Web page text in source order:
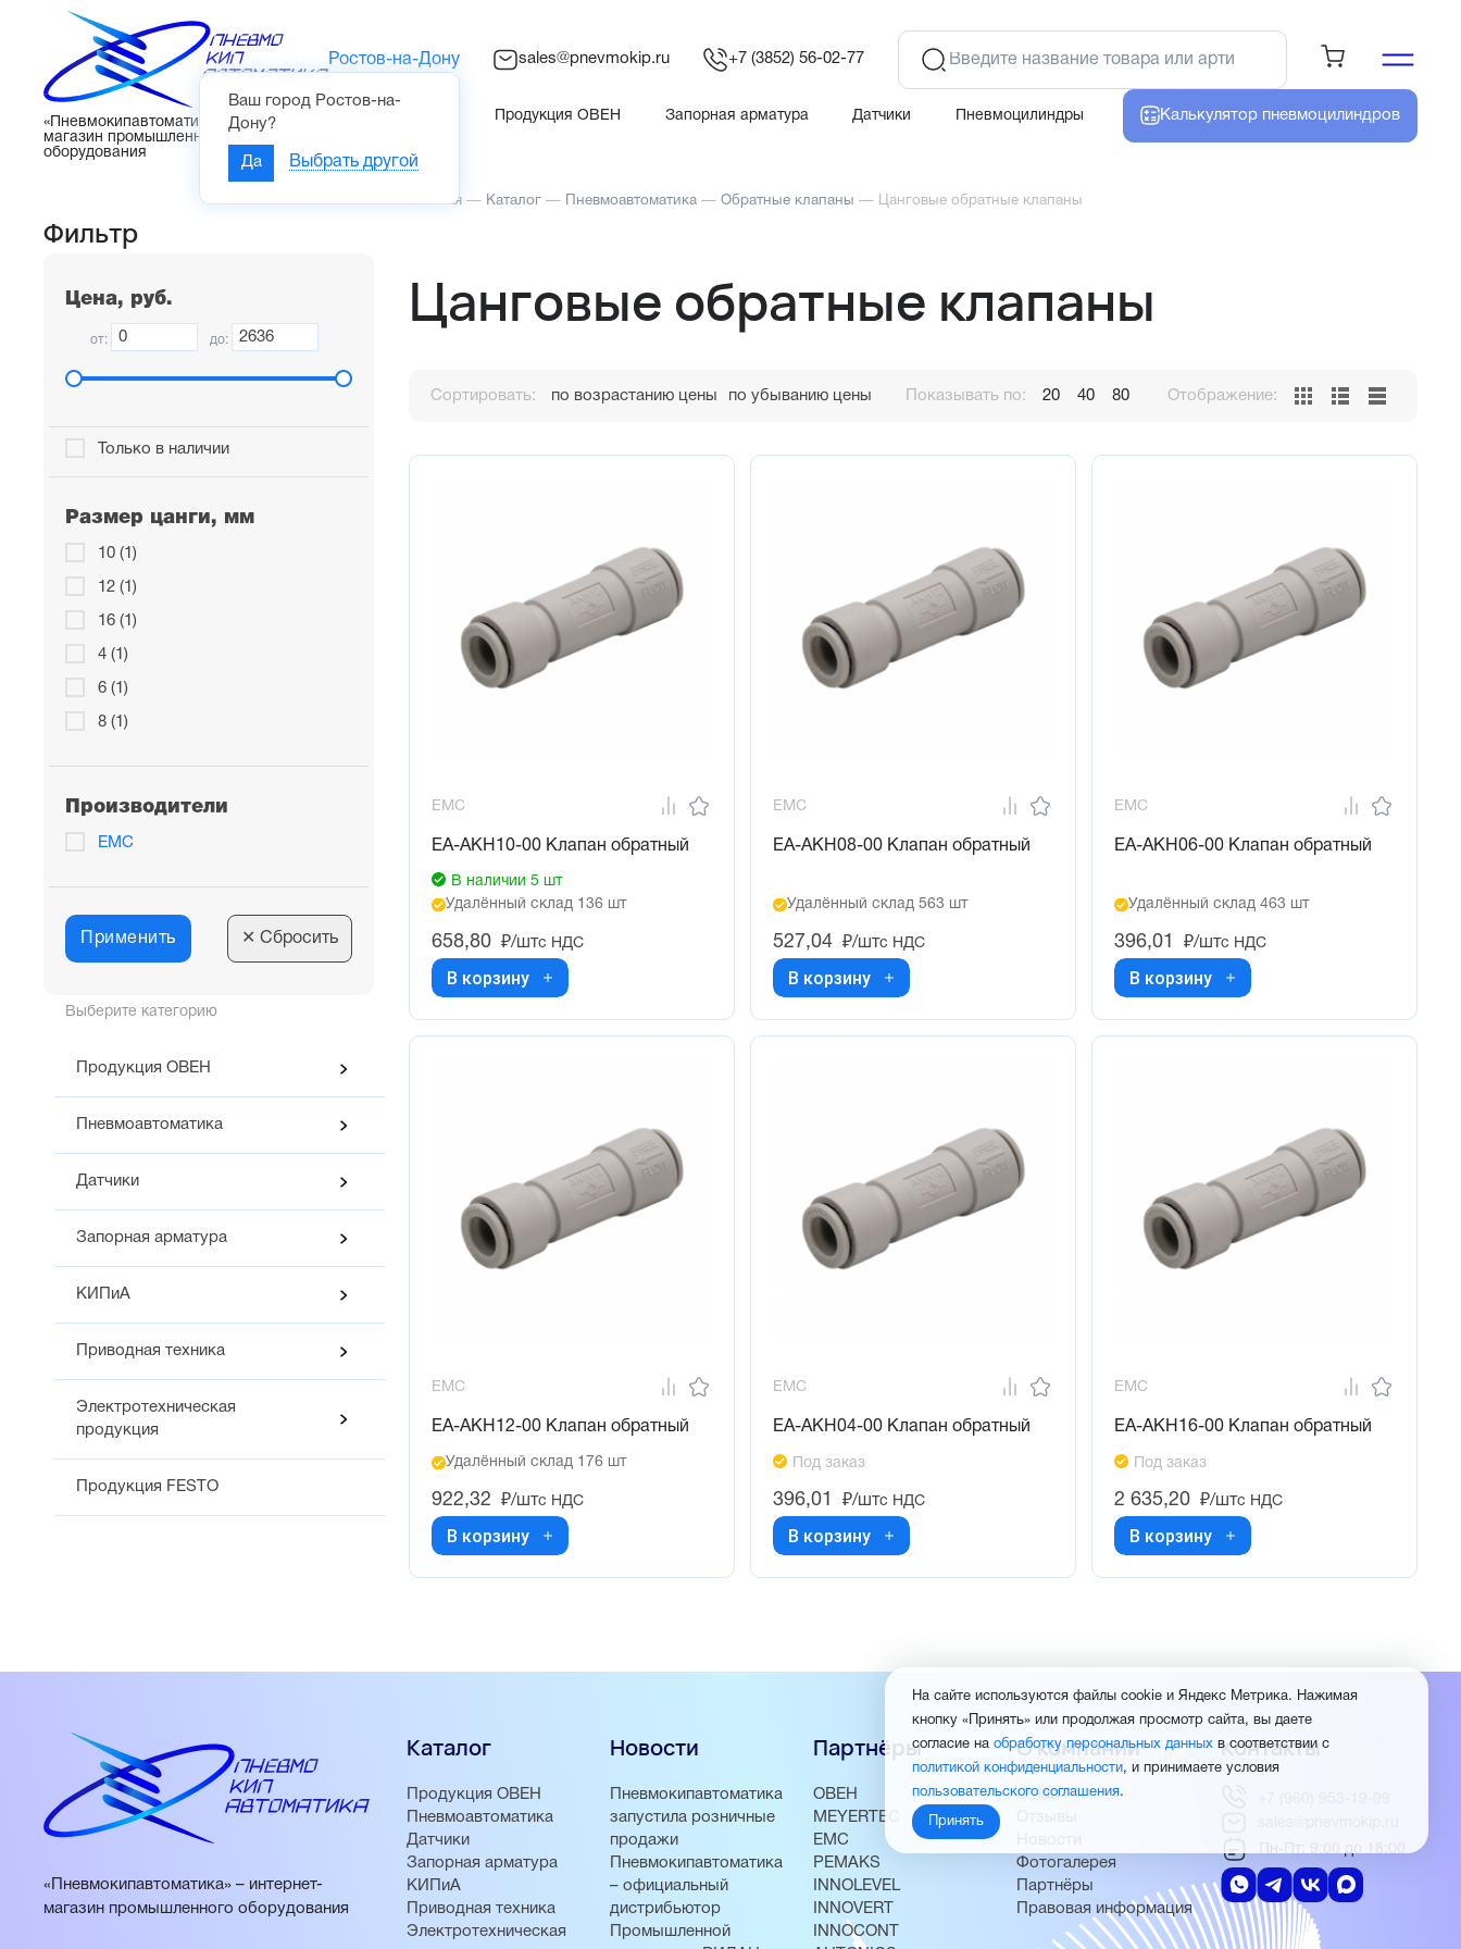
«Пневмокипавтоматика» – интернет-
магазин промышленного
оборудования
Ростов-на-Дону
Ваш город Ростов-на-
Дону?
Да Выбрать другой
sales@pnevmokip.ru +7 (3852) 56-02-77
Продукция ОВЕН Запорная арматура Датчики Пневмоцилиндры Калькулятор пневмоцилиндров
Выберите категорию
Продукция ОВЕН
Пневмоавтоматика
Датчики
Запорная арматура
КИПиА
Приводная техника
Электротехническая
продукция
Продукция FESTO
Фильтр
Цена, руб.
от: до:
Только в наличии
Размер цанги, мм
10 (1)
12 (1)
16 (1)
4 (1)
6 (1)
8 (1)
Производители
EMC
Применить ✕ Сбросить
Главная — Каталог — Пневмоавтоматика — Обратные клапаны — Цанговые обратные клапаны
Цанговые обратные клапаны
Сортировать: по возрастанию цены по убыванию цены Показывать по: 20 40 80 Отображение:
EMC
EA-AKH10-00 Клапан обратный
В наличии 5 шт
Удалённый склад 136 шт
658,80 ₽/штс НДС
В корзину
EMC
EA-AKH08-00 Клапан обратный
Удалённый склад 563 шт
527,04 ₽/штс НДС
В корзину
EMC
EA-AKH06-00 Клапан обратный
Удалённый склад 463 шт
396,01 ₽/штс НДС
В корзину
EMC
EA-AKH12-00 Клапан обратный
Удалённый склад 176 шт
922,32 ₽/штс НДС
В корзину
EMC
EA-AKH04-00 Клапан обратный
Под заказ
396,01 ₽/штс НДС
В корзину
EMC
EA-AKH16-00 Клапан обратный
Под заказ
2 635,20 ₽/штс НДС
В корзину
«Пневмокипавтоматика» – интернет-
магазин промышленного оборудования
Каталог
Продукция ОВЕН
Пневмоавтоматика
Датчики
Запорная арматура
КИПиА
Приводная техника
Электротехническая
Новости
Пневмокипавтоматика
запустила розничные
продажи
Пневмокипавтоматика
– официальный
дистрибьютор
Промышленной
Партнёры
ОВЕН
MEYERTEC
EMC
PEMAKS
INNOLEVEL
INNOVERT
INNOCONT
О компании
О нас
Отзывы
Новости
Фотогалерея
Партнёры
Правовая информация
Контакты
+7 (960) 953-19-99
sales@pnevmokip.ru
Пн-Пт: 9:00 до 18:00
На сайте используются файлы cookie и Яндекс Метрика. Нажимая
кнопку «Принять» или продолжая просмотр сайта, вы даете
согласие на обработку персональных данных в соответствии с
политикой конфиденциальности, и принимаете условия
пользовательского соглашения.
Принять